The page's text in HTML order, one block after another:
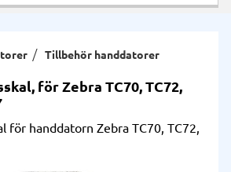
Tillbehör handdatorer
för Zebra TC70, TC72,
för handdatorn Zebra TC70, TC72,